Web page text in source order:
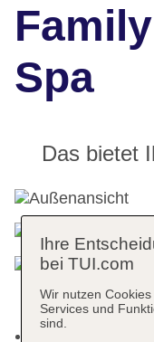
Spa
Das bietet
Ihre
bei TUI.com
Wir nutzen
Services und
sind.